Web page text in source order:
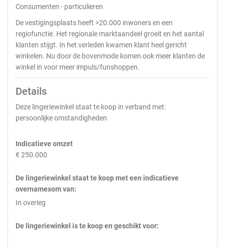
Consumenten - particulieren
De vestigingsplaats heeft >20.000 inwoners en een
regiofunctie. Het regionale marktaandeel groeit en het aantal
klanten stijgt. In het verleden kwamen klant heel gericht
winkelen. Nu door de bovenmode komen ook meer klanten de
winkel in voor meer impuls/funshoppen.
Details
Deze lingeriewinkel staat te koop in verband met:
persoonlijke omstandigheden
Indicatieve omzet
€ 250.000
De lingeriewinkel staat te koop met een indicatieve
overnamesom van:
In overleg
De lingeriewinkel is te koop en geschikt voor: